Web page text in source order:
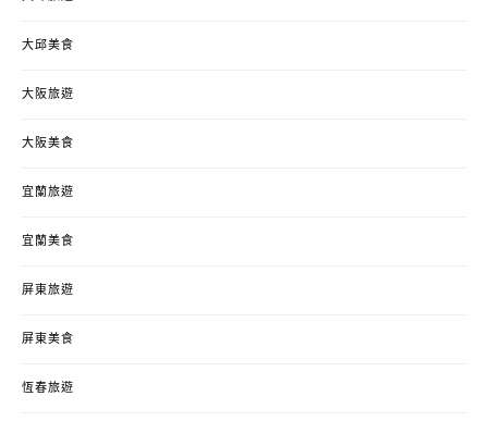
大邱美食
大阪旅遊
大阪美食
宜蘭旅遊
宜蘭美食
屏東旅遊
屏東美食
恆春旅遊